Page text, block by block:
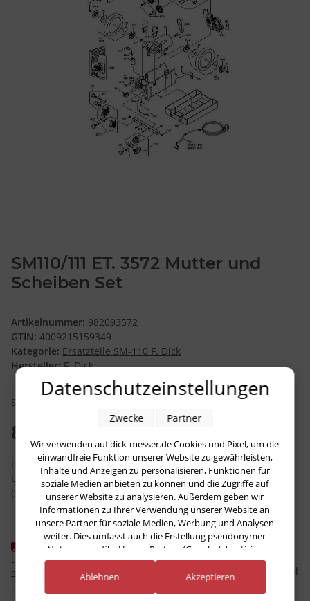
SM110/111 ET. 3572 Mutter und
Scheiben Set
Artikelnummer: 982093572
GTIN: 4009215159349
Kategorie: Ersatzteile SM-110 F. Dick
Hersteller: F. Dick
SM110/111 ET. 3572 Mutter und Scheiben Set
8,95 €
inkl. 19% USt. , zzgl.Versand
Unverbindliche Preisempfehlung des Herstellers:15,00 €
(Sie sparen40.33%, also 6,05 €)
Momentan nicht verfügbar
Lieferzeit:ca. 3 Wochen(DE - Ausland
abweichend)
Frage zum Artikel
Datenschutzeinstellungen
Wir verwenden auf dick-messer.de Cookies und Pixel, um die
einwandfreie Funktion unserer Website zu gewährleisten,
Inhalte und Anzeigen zu personalisieren, Funktionen für
soziale Medien anbieten zu können und die Zugriffe auf
unserer Website zu analysieren. Außerdem geben wir
Informationen zu Ihrer Verwendung unserer Website an
unsere Partner für soziale Medien, Werbung und Analysen
weiter. Dies umfasst auch die Erstellung pseudonymer
Nutzungsprofile. Unsere Partner (Google Advertising
Products) führen diese Informationen möglicherweise mit
weiteren Daten zusammen, die Sie ihnen bereitgestellt haben
Zwecke Partner
Ablehnen Akzeptieren